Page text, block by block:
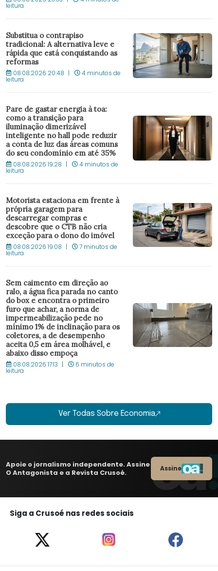
leitura
Substitua o contrapiso
tradicional: A alternativa leve e
rápida que está conquistando as
reformas
08.08.2026 20:48 4 minutos de
leitura
Pare de gastar energia à toa:
como a transição para
iluminação dimerizável
inteligente no hall pode reduzir
a conta de luz das áreas comuns
do seu condomínio em até 35%
08.08.2026 19:28 4 minutos de
leitura
Motorista estaciona em frente à
própria garagem para
descarregar compras e
descobre que o CTB não cria
exceção para o dono do imóvel
08.08.2026 19:08 7 minutos de
leitura
Sem caimento em direção ao
ralo, a água fica parada no canto
do box e encontra o primeiro
furo que achar, a norma de
impermeabilização pede no
mínimo 1% de inclinação para os
coletores, a de desempenho
aceita 0,5 em área molhável, e
abaixo disso empoça
08.08.2026 17:13 6 minutos de
leitura
Ver Todas Sobre Economia
Apoie o jornalismo independente. Assine
O Antagonista e a Revista Crusoé.
Assine
Siga a Crusoé nas redes sociais